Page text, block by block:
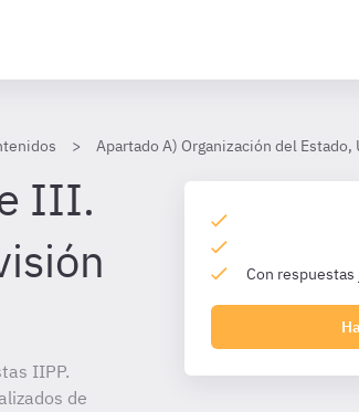
Apartado A) Organización del Estado,
III.
IIPP.
de
Con